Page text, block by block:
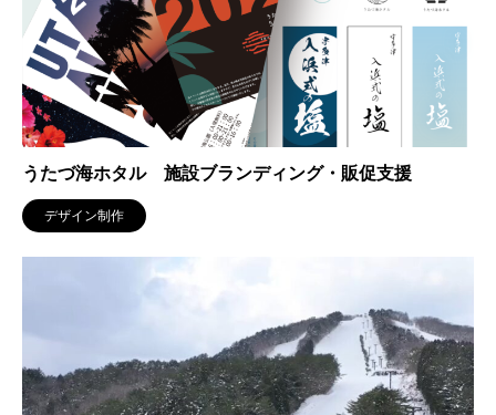
うたづ海ホタル 施設ブランディング・販促支援
デザイン制作